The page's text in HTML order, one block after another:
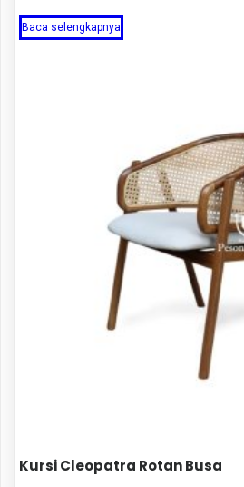
Baca selengkapnya
Kursi Cleopatra Rotan Busa